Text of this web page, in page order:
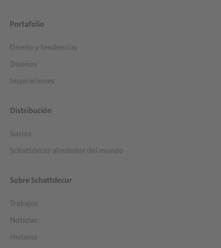
Portafolio
Diseño y tendencias
Diseños
Inspiraciones
Distribución
Socios
Schattdecor alrededor del mundo
Sobre Schattdecor
Trabajos
Noticias
Historia